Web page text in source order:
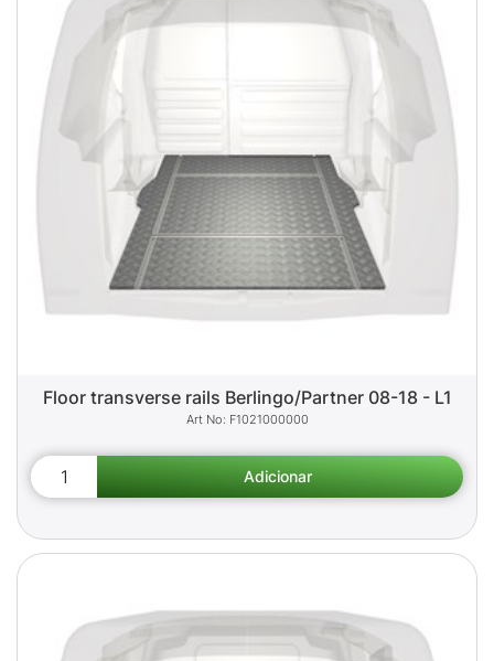
Floor transverse rails Berlingo/Partner 08-18 - L1
F1021000000